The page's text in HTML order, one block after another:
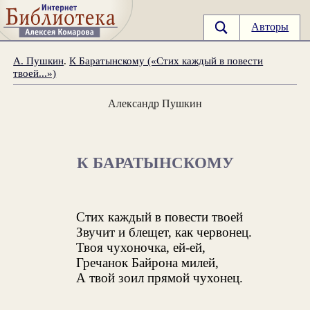
Авторы
А. Пушкин.К Баратынскому («Стих каждый в повести
твоей...»)
Александр Пушкин
К БАРАТЫНСКОМУ
Стих каждый в повести твоей
Звучит и блещет, как червонец.
Твоя чухоночка, ей-ей,
Гречанок Байрона милей,
А твой зоил прямой чухонец.